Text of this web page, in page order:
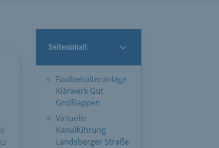
Seiteninhalt
Faulbehälteranlage
Klärwerk Gut
Großlappen
Virtuelle
Kanalführung
Landsberger Straße